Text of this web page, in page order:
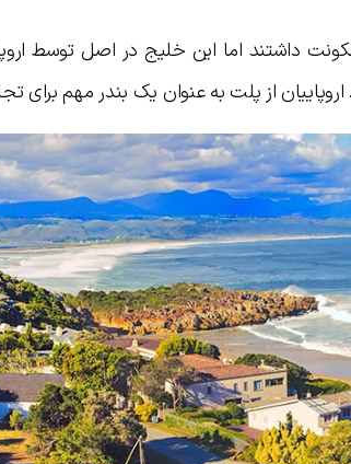
داشتند اما این خلیج در اصل توسط
از پلت به عنوان یک بندر مهم برای